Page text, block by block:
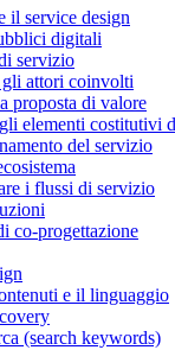
il service design
digitali
servizio
attori coinvolti
proposta di valore
elementi costitutivi
del servizio
i flussi di servizio
co-progettazione
e il linguaggio
(search keywords)